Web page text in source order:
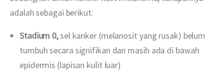
adalah sebagai berikut:
Stadium 0,sel kanker (melanosit yang rusak) belum
tumbuh secara signifikan dan masih ada di bawah
epidermis (lapisan kulit luar)